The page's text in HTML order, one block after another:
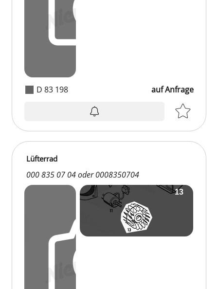
D 83 198 auf Anfrage
Lüfterrad
000 835 07 04 oder 0008350704